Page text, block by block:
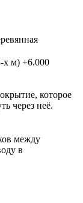
х м) +6.000
которое
через неё.
между
в